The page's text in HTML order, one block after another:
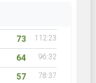
73 112:23
64 96:32
57 78:37